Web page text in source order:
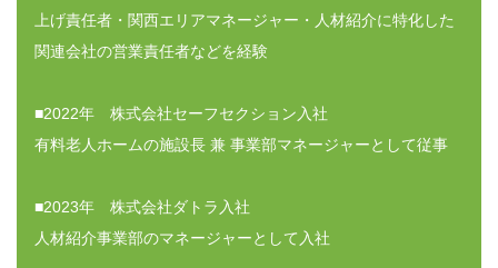
上げ責任者・関西エリアマネージャー・人材紹介に特化した
関連会社の営業責任者などを経験
■2022年 株式会社セーフセクション入社
有料老人ホームの施設長 兼 事業部マネージャーとして従事
■2023年 株式会社ダトラ入社
人材紹介事業部のマネージャーとして入社